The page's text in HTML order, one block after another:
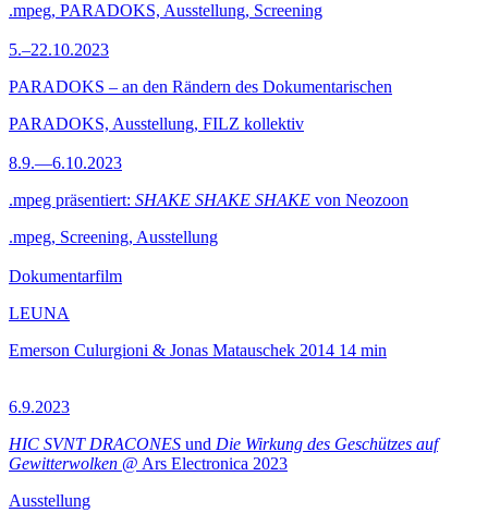
.mpeg, PARADOKS, Ausstellung, Screening
5.–22.10.2023
PARADOKS – an den Rändern des Dokumentarischen
PARADOKS, Ausstellung, FILZ kollektiv
8.9.—6.10.2023
.mpeg präsentiert: SHAKE SHAKE SHAKE von Neozoon
.mpeg, Screening, Ausstellung
Dokumentarfilm
LEUNA
Emerson Culurgioni & Jonas Matauschek 2014 14 min
6.9.2023
HIC SVNT DRACONES und Die Wirkung des Geschützes auf
Gewitterwolken @ Ars Electronica 2023
Ausstellung